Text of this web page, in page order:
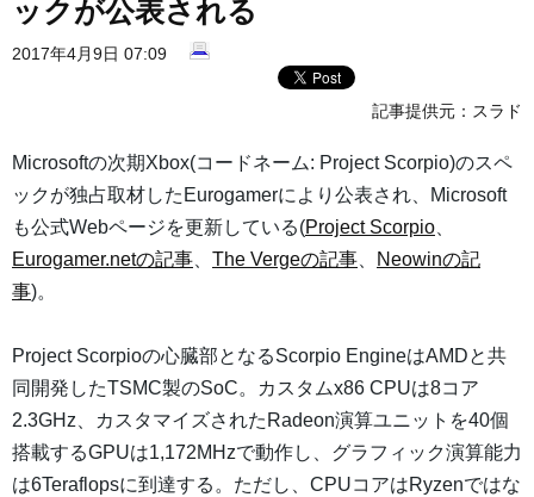
ックが公表される
2017年4月9日 07:09
記事提供元： スラド
Microsoftの次期Xbox(コードネーム: Project Scorpio)のスペ
ックが独占取材したEurogamerにより公表され、Microsoft
も公式Webページを更新している(Project Scorpio
Eurogamer.netの記事
The Vergeの記事
Neowinの記
事)。
Project Scorpioの心臓部となるScorpio EngineはAMDと共
同開発したTSMC製のSoC。カスタムx86 CPUは8コア
2.3GHz、カスタマイズされたRadeon演算ユニットを40個
搭載するGPUは1,172MHzで動作し、グラフィック演算能力
は6Teraflopsに到達する。ただし、CPUコアはRyzenではな